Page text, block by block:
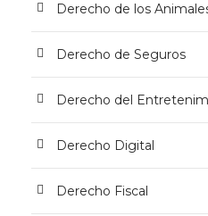
Derecho de los
Derecho de Seguros
Derecho del
Derecho Digital
Derecho Fiscal